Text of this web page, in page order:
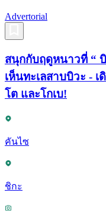
Advertorial
สนุกกับฤดูหนาวที่ “
เห็นทะเลสาบบิวะ -
โต และโกเบ!
คันไซ
ชิกะ